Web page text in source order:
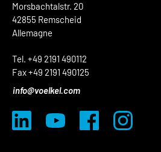
Morsbachtalstr. 20
42855 Remscheid
Allemagne
Tel. +49 2191 490112
Fax +49 2191 490125
info@voelkel.com